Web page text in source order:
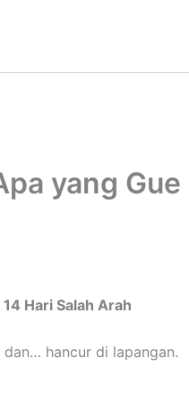
yang Gue
Hari Salah Arah
hancur di lapangan.